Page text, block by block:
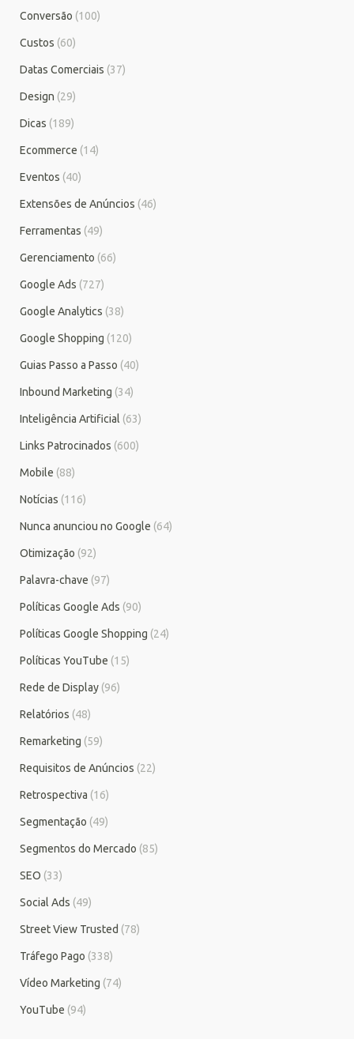
Conversão (100)
Custos (60)
Datas Comerciais (37)
Design (29)
Dicas (189)
Ecommerce (14)
Eventos (40)
Extensões de Anúncios (46)
Ferramentas (49)
Gerenciamento (66)
Google Ads (727)
Google Analytics (38)
Google Shopping (120)
Guias Passo a Passo (40)
Inbound Marketing (34)
Inteligência Artificial (63)
Links Patrocinados (600)
Mobile (88)
Notícias (116)
Nunca anunciou no Google (64)
Otimização (92)
Palavra-chave (97)
Políticas Google Ads (90)
Políticas Google Shopping (24)
Políticas YouTube (15)
Rede de Display (96)
Relatórios (48)
Remarketing (59)
Requisitos de Anúncios (22)
Retrospectiva (16)
Segmentação (49)
Segmentos do Mercado (85)
SEO (33)
Social Ads (49)
Street View Trusted (78)
Tráfego Pago (338)
Vídeo Marketing (74)
YouTube (94)